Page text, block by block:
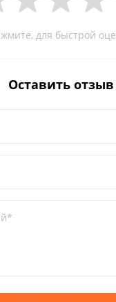
для быстрой
Оставить отзыв